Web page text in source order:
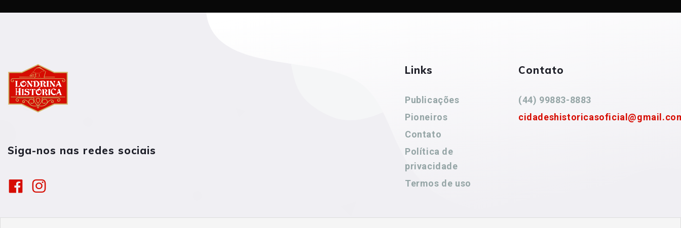
Siga-nos nas redes sociais
Links
Publicações
Pioneiros
Contato
Política de
privacidade
Termos de uso
Contato
(44) 99883-8883